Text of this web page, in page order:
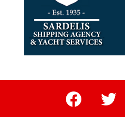
facebook twitter